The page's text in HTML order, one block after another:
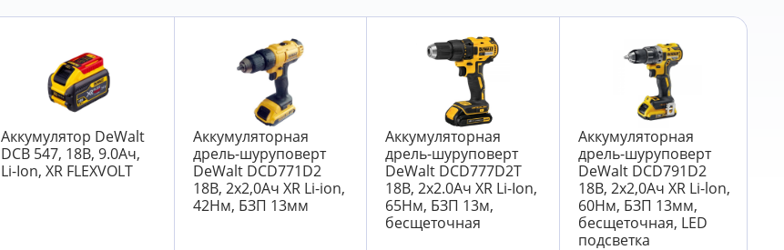
Аккумулятор DeWalt
DCB 547, 18В, 9.0Ач,
Li-Ion, XR FLEXVOLT
Аккумуляторная
дрель-шуруповерт
DeWalt DCD771D2
18В, 2х2,0Ач XR Li-ion,
42Нм, БЗП 13мм
Аккумуляторная
дрель-шуруповерт
DeWalt DCD777D2T
18В, 2х2.0Ач XR Li-Ion,
65Нм, БЗП 13м,
бесщеточная
Аккумуляторная
дрель-шуруповерт
DeWalt DCD791D2
18В, 2х2,0Ач XR Li-lon,
60Нм, БЗП 13мм,
бесщеточная, LED
подсветка